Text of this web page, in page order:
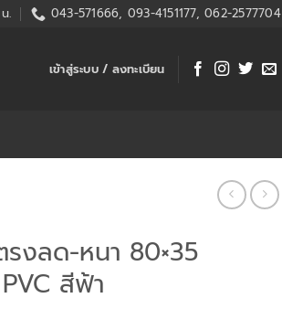
. 043-571666, 093-4151177, 062-2577704
เข้าสู่ระบบ / ลงทะเบียน
งลด-หนา 80×35
สีฟ้า